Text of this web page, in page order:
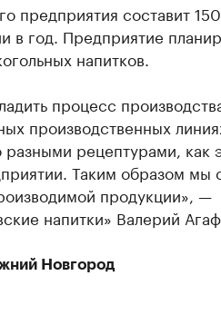
предприятия составит
в год. Предприятие
напитков.
процесс
производственных
рецептурами, как
Таким образом мы
продукции», —
напитки» Валерий
Новгород